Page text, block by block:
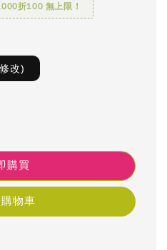
折100 無上限！
改)
購買
物車